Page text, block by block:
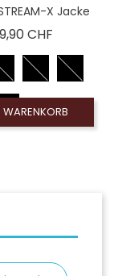
X Jacke
CHFPreis
WARENKORB